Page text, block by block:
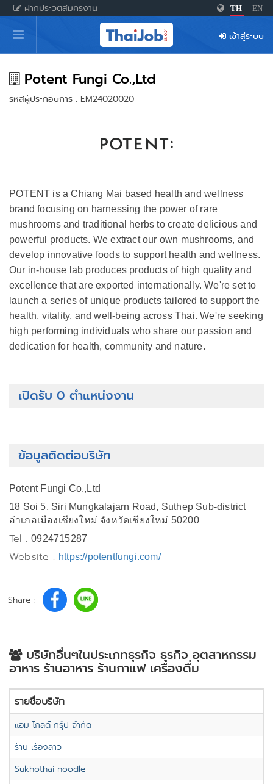
ฝากประวัติสมัครงาน TH EN
หน้าหลัก
ผู้สมัครงาน: เข้าสู่ระบบ
ฝากประวัติสมัครงาน
เกร็ดความรู้
สำหรับผู้ประกอบการ
เข้าสู่ระบบ
Potent Fungi Co.,Ltd
รหัสผู้ประกอบการ : EM24020020
POTENT is a Chiang Mai based health and wellness
brand focusing on harnessing the power of rare
mushrooms and traditional herbs to create delicious and
powerful products. We extract our own mushrooms, and
develop innovative foods to support health and wellness.
Our in-house lab produces products of high quality and
excellence that are exported internationally. We're set to
launch a series of unique products tailored to support the
health, vitality, and well-being across Thai. We're seeking
high performing individuals who share our passion and
dedication for health, community and nature.
เปิดรับ 0 ตำแหน่งงาน
ข้อมูลติดต่อบริษัท
Potent Fungi Co.,Ltd
18 Soi 5, Siri Mungkalajarn Road, Suthep Sub-district
อำเภอเมืองเชียงใหม่ จังหวัดเชียงใหม่ 50200
Tel :0924715287
Website : https://potentfungi.com/
Share :
บริษัทอื่นๆในประเภทธุรกิจ ธุรกิจ อุตสาหกรรม
อาหาร ร้านอาหาร ร้านกาแฟ เครื่องดื่ม
รายชื่อบริษัท
แอม โกลด์ กรุ๊ป จำกัด
ร้าน เรื่องลาว
Sukhothai noodle